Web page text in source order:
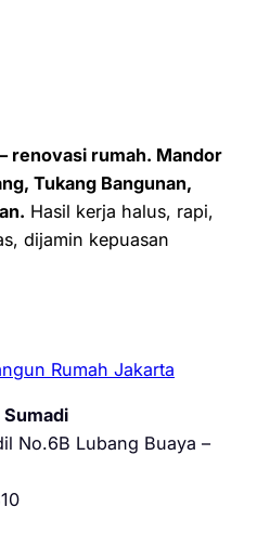
renovasi rumah. Mandor
Tukang Bangunan,
Hasil kerja halus, rapi,
dijamin kepuasan
Rumah Jakarta
Sumadi
No.6B Lubang Buaya –